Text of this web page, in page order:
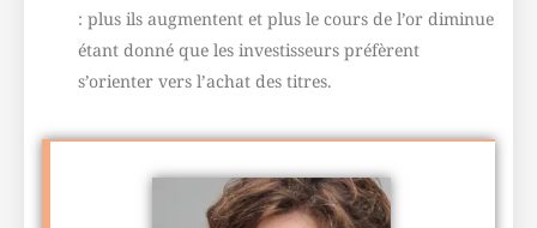
: plus ils augmentent et plus le cours de l’or diminue
étant donné que les investisseurs préfèrent
s’orienter vers l’achat des titres.